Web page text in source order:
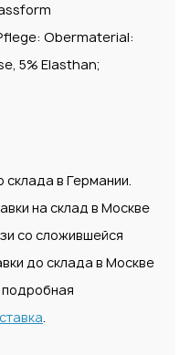
Obermaterial:
5% Elasthan;
склада в Германии.
на склад в Москве
со сложившейся
до склада в Москве
.